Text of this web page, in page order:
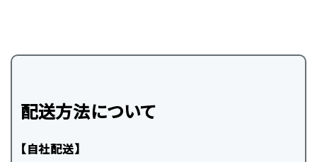
配送方法について
【自社配送】